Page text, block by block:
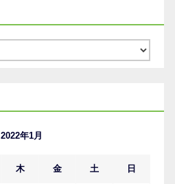
2022年1月
木 金 土 日